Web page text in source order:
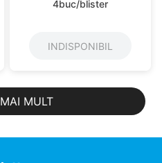
4buc/blister
INDISPONIBIL
MULT